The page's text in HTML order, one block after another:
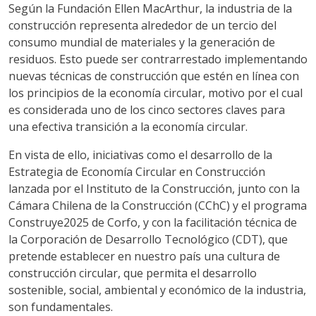
Según la Fundación Ellen MacArthur, la industria de la
construcción representa alrededor de un tercio del
consumo mundial de materiales y la generación de
residuos. Esto puede ser contrarrestado implementando
nuevas técnicas de construcción que estén en línea con
los principios de la economía circular, motivo por el cual
es considerada uno de los cinco sectores claves para
una efectiva transición a la economía circular.
En vista de ello, iniciativas como el desarrollo de la
Estrategia de Economía Circular en Construcción
lanzada por el Instituto de la Construcción, junto con la
Cámara Chilena de la Construcción (CChC) y el programa
Construye2025 de Corfo, y con la facilitación técnica de
la Corporación de Desarrollo Tecnológico (CDT), que
pretende establecer en nuestro país una cultura de
construcción circular, que permita el desarrollo
sostenible, social, ambiental y económico de la industria,
son fundamentales.